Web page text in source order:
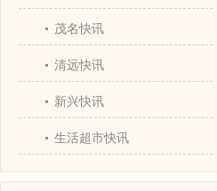
茂名快讯
清远快讯
新兴快讯
生活超市快讯